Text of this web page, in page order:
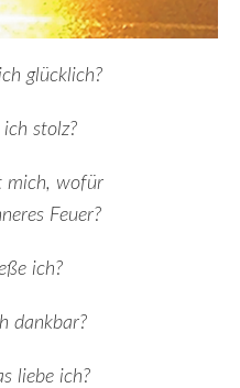
glücklich?
stolz?
mich, wofür
Feuer?
ich?
dankbar?
liebe ich?